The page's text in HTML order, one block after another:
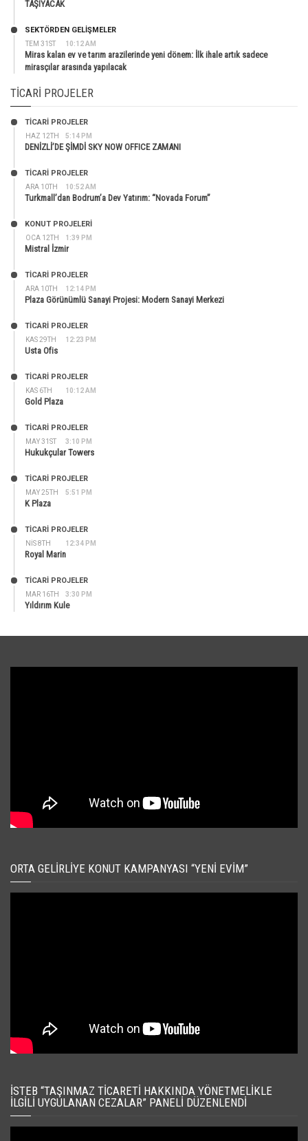
TAŞIYACAK
TEM 31ST 10:12 AM
SEKTÖRDEN GELIŞMELER
Miras kalan ev ve tarım arazilerinde yeni dönem: İlk ihale artık sadece
mirasçılar arasında yapılacak
TICARI PROJELER
HAZ 12TH 5:14 PM
TİCARİ PROJELER
DENİZLİ’DE ŞİMDİ SKY NOW OFFICE ZAMANI
ARA 10TH 10:52 AM
TİCARİ PROJELER
Turkmall’dan Bodrum’a Dev Yatırım: “Novada Forum”
OCA 12TH 1:39 PM
KONUT PROJELERI
Mistral İzmir
ARA 10TH 12:14 PM
TİCARİ PROJELER
Plaza Görünümlü Sanayi Projesi: Modern Sanayi Merkezi
KAS 29TH 12:23 PM
TİCARİ PROJELER
Usta Ofis
KAS 6TH 10:12 AM
TİCARİ PROJELER
Gold Plaza
MAY 31ST 3:10 PM
TİCARİ PROJELER
Hukukçular Towers
MAY 25TH 5:51 PM
TİCARİ PROJELER
K Plaza
NIS 8TH 12:34 PM
TİCARİ PROJELER
Royal Marin
MAR 16TH 3:30 PM
TİCARİ PROJELER
Yıldırım Kule
ORTA GELIRLIYE KONUT KAMPANYASI “YENI EVIM”
İSTEB “TAŞINMAZ TICARETI HAKKINDA YÖNETMELIKLE
İLGILI UYGULANAN CEZALAR” PANELI DÜZENLENDI